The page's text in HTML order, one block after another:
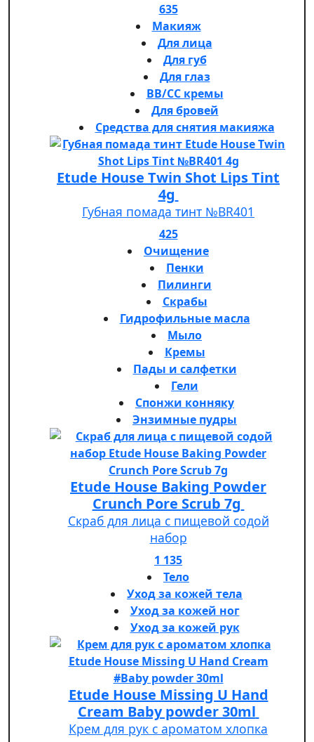
635
Макияж
Для лица
Для губ
Для глаз
BB/CC кремы
Для бровей
Средства для снятия макияжа
Etude House Twin Shot Lips Tint
4g
Губная помада тинт №BR401
425
Очищение
Пенки
Пилинги
Скрабы
Гидрофильные масла
Мыло
Кремы
Пады и салфетки
Гели
Спонжи конняку
Энзимные пудры
Etude House Baking Powder
Crunch Pore Scrub 7g
Скраб для лица с пищевой содой
набор
1 135
Тело
Уход за кожей тела
Уход за кожей ног
Уход за кожей рук
Etude House Missing U Hand
Cream Baby powder 30ml
Крем для рук с ароматом хлопка